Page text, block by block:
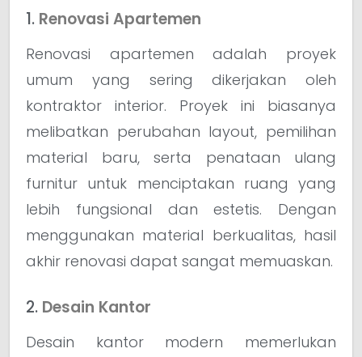
1. Renovasi Apartemen
Renovasi apartemen adalah proyek
umum yang sering dikerjakan oleh
kontraktor interior. Proyek ini biasanya
melibatkan perubahan layout, pemilihan
material baru, serta penataan ulang
furnitur untuk menciptakan ruang yang
lebih fungsional dan estetis. Dengan
menggunakan material berkualitas, hasil
akhir renovasi dapat sangat memuaskan.
2. Desain Kantor
Desain kantor modern memerlukan